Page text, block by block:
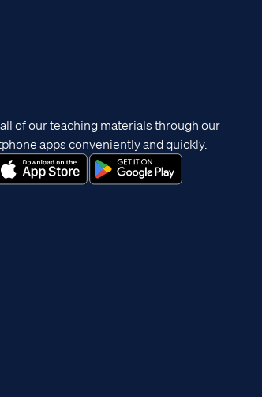
of our teaching materials through our
apps conveniently and quickly.